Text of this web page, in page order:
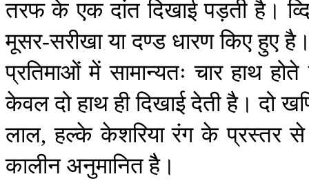
तरफ के एक दांत दिखाई पड़ती है।
मूसर-सरीखायादण्ड धारणकिएहुए
प्रतिमाओं में सामान्यतः चार हाथ होते
केवलदोहाथहीदिखाईदेतीहै। दो
लाल,हल्के केशरिया रंग के प्रस्तर से
कालीन अनुमानितहैै।